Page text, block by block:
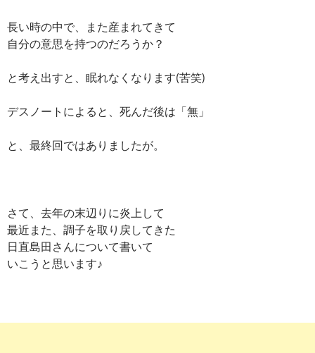
長い時の中で、また産まれてきて
自分の意思を持つのだろうか？
と考え出すと、眠れなくなります(苦笑)
デスノートによると、死んだ後は「無」
と、最終回ではありましたが。
さて、去年の末辺りに炎上して
最近また、調子を取り戻してきた
日直島田さんについて書いて
いこうと思います♪